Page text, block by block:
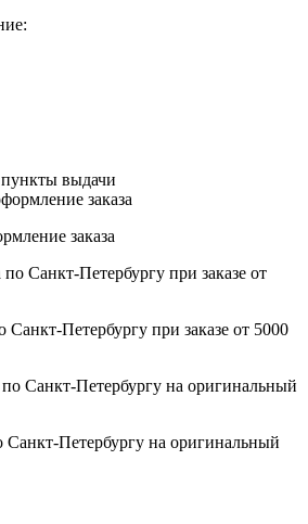
выдачи
заказа
Санкт-Петербургу при заказе от 5000
Петербургу на оригинальный